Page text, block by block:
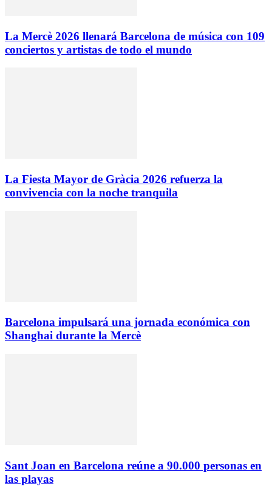
La Mercè 2026 llenará Barcelona de música con 109
conciertos y artistas de todo el mundo
La Fiesta Mayor de Gràcia 2026 refuerza la
convivencia con la noche tranquila
Barcelona impulsará una jornada económica con
Shanghai durante la Mercè
Sant Joan en Barcelona reúne a 90.000 personas en
las playas